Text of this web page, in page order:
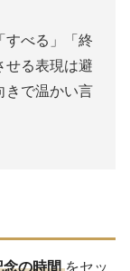
すべる」「終
せる表現は避
きで温かい言
の時間 をセッ